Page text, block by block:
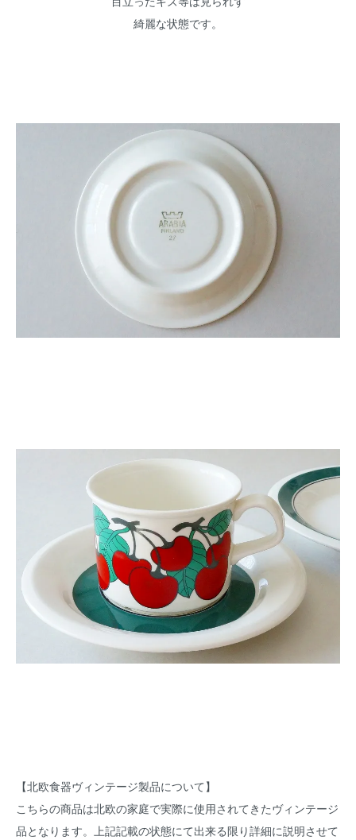
綺麗な状態です。
【北欧食器ヴィンテージ製品について】
こちらの商品は北欧の家庭で実際に使用されてきたヴィンテージ
品となります。上記記載の状態にて出来る限り詳細に説明させて